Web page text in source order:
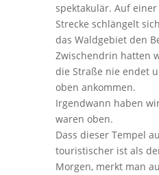
spektakulär. Auf
Strecke schlängelt
das Waldgebiet den
Zwischendrin hatten
die Straße nie endet
oben ankommen.
Irgendwann haben
waren oben.
Dass dieser Tempel
touristischer ist als
Morgen, merkt man